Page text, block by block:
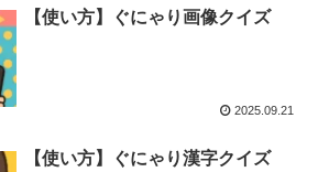
【使い方】ぐにゃり画像クイズ
2025.09.21
【使い方】ぐにゃり漢字クイズ